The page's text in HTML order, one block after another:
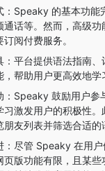
：Speaky 的基本功能
通话等。然而，高级
阅付费服务。
：平台提供语法指南、
帮助用户更高效地学
：Speaky 鼓励用户参
习激发用户的积极性
友列表并筛选合适的
：尽管 Speaky 在用
页版功能有限，且某